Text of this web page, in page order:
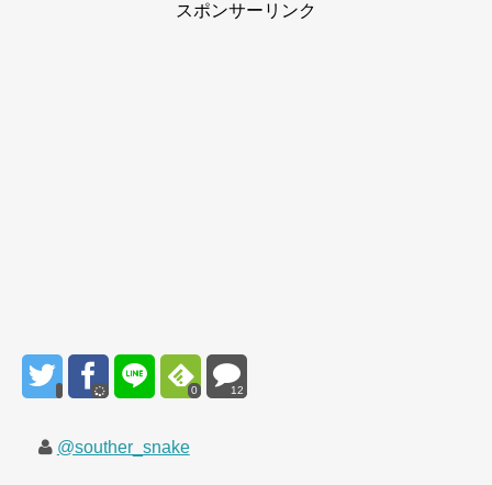
スポンサーリンク
0 12
@souther_snake